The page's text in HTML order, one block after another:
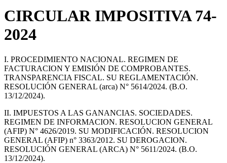
CIRCULAR IMPOSITIVA 74-
2024
I. PROCEDIMIENTO NACIONAL. REGIMEN DE
FACTURACION Y EMISIÓN DE COMPROBANTES.
TRANSPARENCIA FISCAL. SU REGLAMENTACIÓN.
RESOLUCIÓN GENERAL (arca) N° 5614/2024. (B.O.
13/12/2024).
II. IMPUESTOS A LAS GANANCIAS. SOCIEDADES.
REGIMEN DE INFORMACION. RESOLUCION GENERAL
(AFIP) N° 4626/2019. SU MODIFICACIÓN. RESOLUCION
GENERAL (AFIP) n° 3363/2012. SU DEROGACION.
RESOLUCIÓN GENERAL (ARCA) N° 5611/2024. (B.O.
13/12/2024).